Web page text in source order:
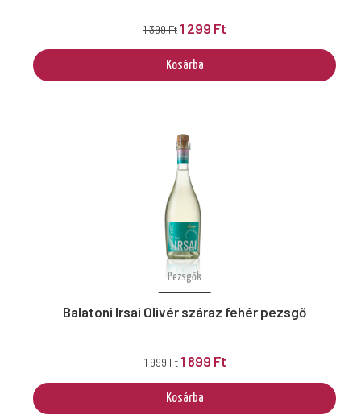
1 399 Ft 1 299 Ft
Kosárba
Pezsgők
Balatoni Irsai Olivér száraz fehér pezsgő
1 999 Ft 1 899 Ft
Kosárba